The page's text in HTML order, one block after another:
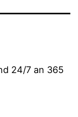
24/7 an 365